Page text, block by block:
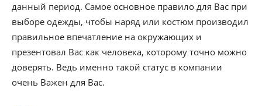
данный период. Самое основное правило для Вас при
выборе одежды, чтобы наряд или костюм производил
правильное впечатление на окружающих и
презентовал Вас как человека, которому точно можно
доверять. Ведь именно такой статус в компании
очень Важен для Вас.